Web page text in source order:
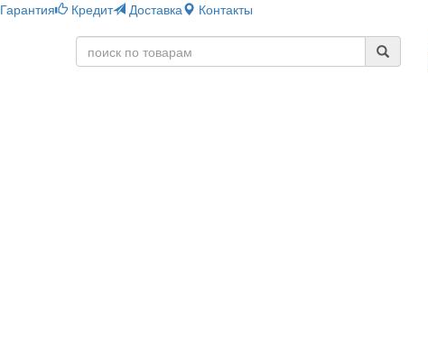
Гарантия Кредит Доставка
Контакты